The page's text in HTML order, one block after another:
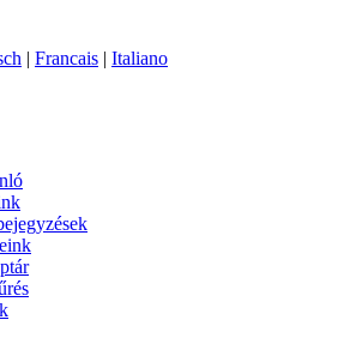
| Francais | Italiano